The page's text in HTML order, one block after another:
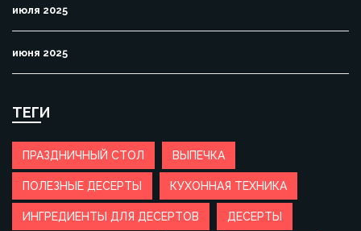
июля 2025
июня 2025
ТЕГИ
ПРАЗДНИЧНЫЙ СТОЛ ВЫПЕЧКА
ПОЛЕЗНЫЕ ДЕСЕРТЫ КУХОННАЯ ТЕХНИКА
ИНГРЕДИЕНТЫ ДЛЯ ДЕСЕРТОВ ДЕСЕРТЫ